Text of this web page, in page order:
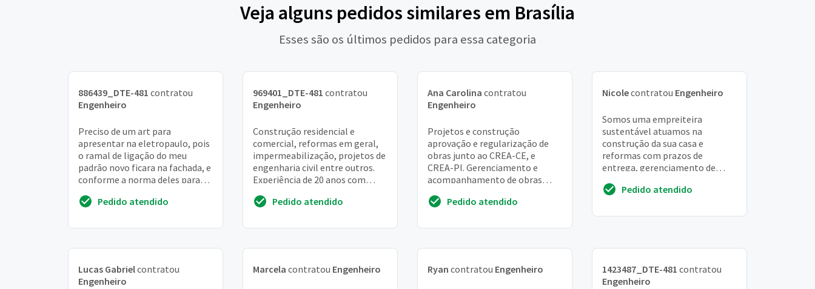
Veja alguns pedidos similares em Brasília
Esses são os últimos pedidos para essa categoria
886439_DTE-481 contratou
Engenheiro
Preciso de um art para
apresentar na eletropaulo, pois
o ramal de ligação do meu
padrão novo ficara na fachada, e
conforme a norma deles para
necessário que um pr...
Pedido atendido
969401_DTE-481 contratou
Engenheiro
Construção residencial e
comercial, reformas em geral,
impermeabilização, projetos de
engenharia civil entre outros.
Experiência de 20 anos com
no RJPedido atendido
Ana Carolina contratou
Engenheiro
Projetos e construção
aprovação e regularização de
obras junto ao CREA-CE, e
CREA-PI. Gerenciamento e
acompanhamento de obras
industriais regularize sua
Pedido atendido
Nicolecontratou Engenheiro
Somos uma empreiteira
sustentável atuamos na
construção da sua casa e
reformas com prazos de
entrega, gerenciamento de
atuamos no rio de janeiro e
Pedido atendido
Lucas Gabrielcontratou
Engenheiro
Marcela contratou Engenheiro Ryan contratou Engenheiro 1423487_DTE-481 contratou
Engenheiro